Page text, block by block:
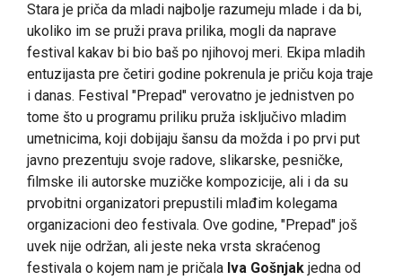
Stara je priča da mladi najbolje razumeju mlade i da bi,
ukoliko im se pruži prava prilika, mogli da naprave
festival kakav bi bio baš po njihovoj meri. Ekipa mladih
entuzijasta pre četiri godine pokrenula je priču koja traje
i danas. Festival "Prepad" verovatno je jednistven po
tome što u programu priliku pruža isključivo mladim
umetnicima, koji dobijaju šansu da možda i po prvi put
javno prezentuju svoje radove, slikarske, pesničke,
filmske ili autorske muzičke kompozicije, ali i da su
prvobitni organizatori prepustili mlađim kolegama
organizacioni deo festivala. Ove godine, "Prepad" još
uvek nije održan, ali jeste neka vrsta skraćenog
festivala o kojem nam je pričala Iva Gošnjak jedna od